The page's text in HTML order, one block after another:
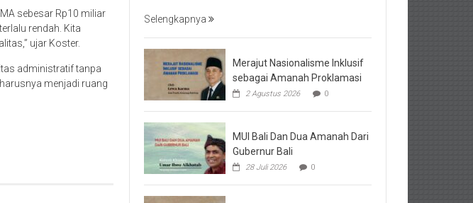
sebesar Rp10 miliar
rendah. Kita
ujar Koster.
administratif tanpa
menjadi ruang
Selengkapnya
Merajut Nasionalisme Inklusif
sebagai Amanah Proklamasi
2 Agustus 2026 0
MUI Bali Dan Dua Amanah Dari
Gubernur Bali
28 Juli 2026 0